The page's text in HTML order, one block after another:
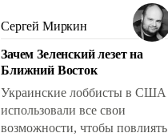
псевдонаучной фантастики,
стало всерьез обсуждаемой
идеей.
Сергей Миркин
Зачем Зеленский лезет на
Ближний Восток
Украинские лоббисты в США
использовали все свои
возможности, чтобы повлиять